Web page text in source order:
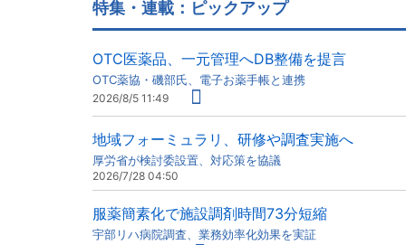
特集・連載：ピックアップ
OTC医薬品、一元管理へDB整備を提言
OTC薬協・磯部氏、電子お薬手帳と連携
2026/8/5 11:49
地域フォーミュラリ、研修や調査実施へ
厚労省が検討委設置、対応策を協議
2026/7/28 04:50
服薬簡素化で施設調剤時間73分短縮
宇部リハ病院調査、業務効率化効果を実証